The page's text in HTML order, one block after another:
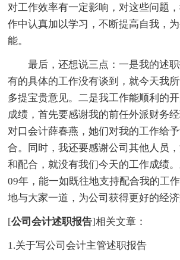
对工作效率有一定影响，对这些问题
作中认真加以学习，不断提高自我，
能。
最后，还想说三点：一是我的述职
有的具体的工作没有谈到，就今天我
多提宝贵意见。二是我工作能顺利的
成绩，首先要感谢我的前任外派财务
对口会计薛春燕，她们对我的工作给
合。同时，我还要感谢公司其他人员
和配合，就没有我们今天的工作成绩
09年，能一如既往地支持配合我的工
地与大家一道，为公司获得更好的经济
[公司会计述职报告]相关文章：
1.关于写公司会计主管述职报告